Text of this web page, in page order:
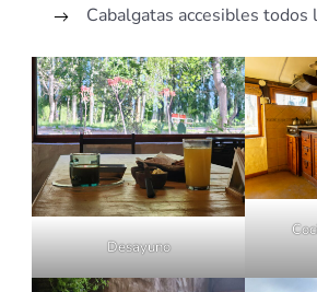
Cabalgatas accesibles todos
Desayuno